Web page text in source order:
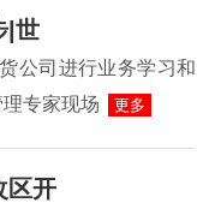
|世
公司进行业务学习和
专家现场
更多
区开